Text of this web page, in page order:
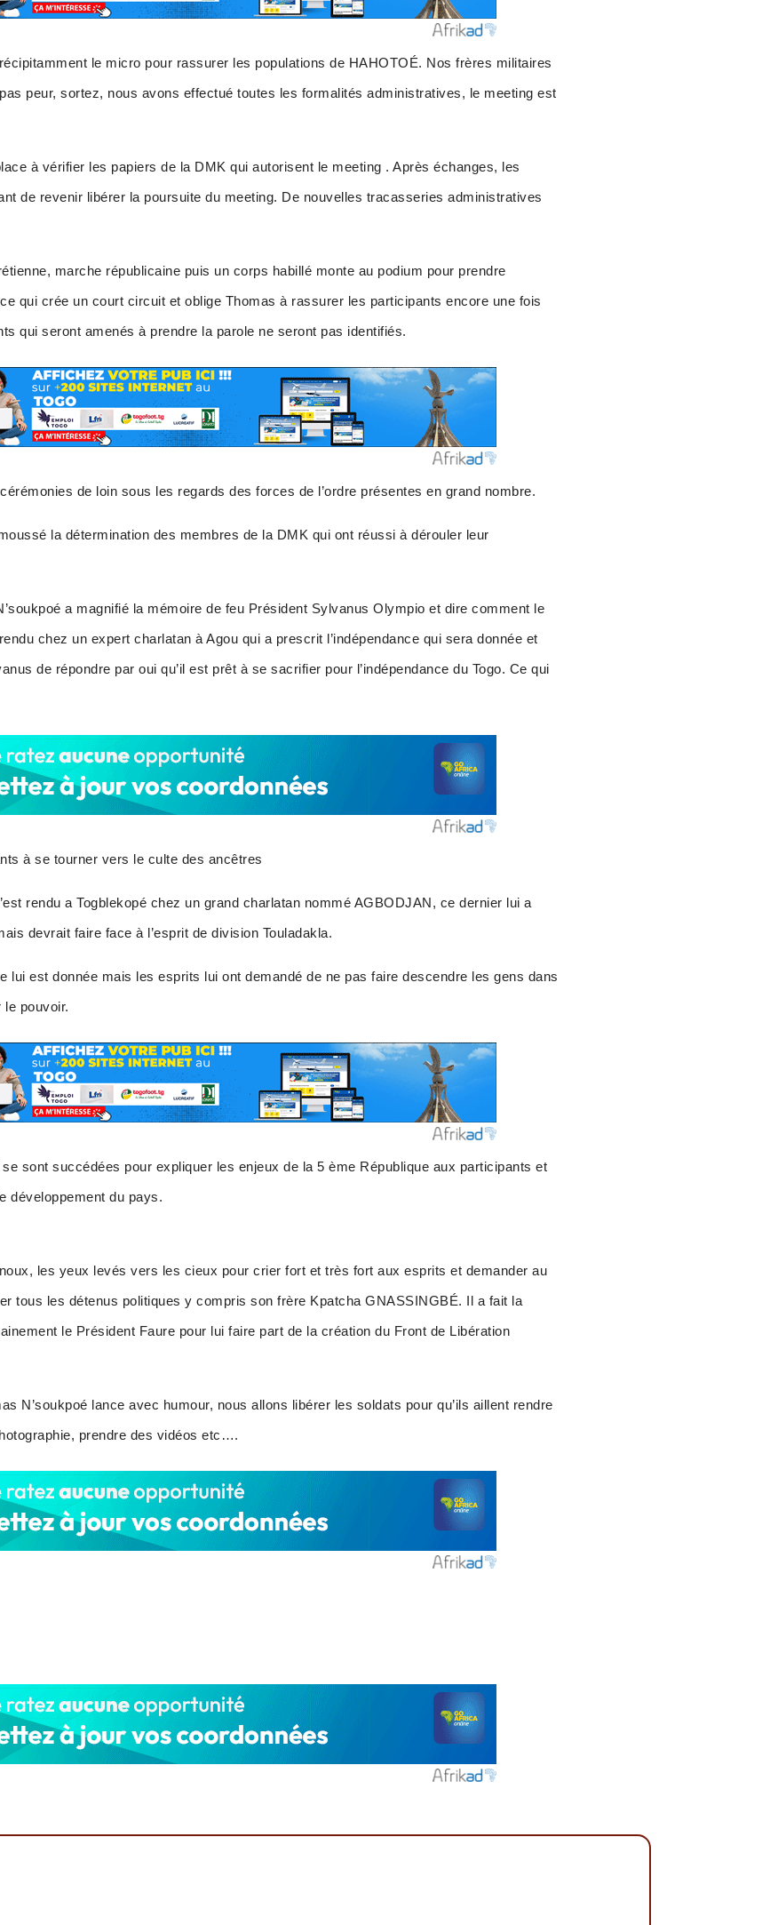
le micro pour rassurer les populations de HAHOTOÉ. Nos frères militaires
peur, sortez, nous avons effectué toutes les formalités administratives, le meeting est
à vérifier les papiers de la DMK qui autorisent le meeting . Après échanges, les
de revenir libérer la poursuite du meeting. De nouvelles tracasseries administratives
marche républicaine puis un corps habillé monte au podium pour prendre
qui crée un court circuit et oblige Thomas à rassurer les participants encore une fois
qui seront amenés à prendre la parole ne seront pas identifiés.
de loin sous les regards des forces de l’ordre présentes en grand nombre.
la détermination des membres de la DMK qui ont réussi à dérouler leur
a magnifié la mémoire de feu Président Sylvanus Olympio et dire comment le
chez un expert charlatan à Agou qui a prescrit l’indépendance qui sera donnée et
de répondre par oui qu’il est prêt à se sacrifier pour l’indépendance du Togo. Ce qui
à se tourner vers le culte des ancêtres
rendu a Togblekopé chez un grand charlatan nommé AGBODJAN, ce dernier lui a
devrait faire face à l’esprit de division Touladakla.
lui est donnée mais les esprits lui ont demandé de ne pas faire descendre les gens dans
pouvoir.
sont succédées pour expliquer les enjeux de la 5 ème République aux participants et
développement du pays.
les yeux levés vers les cieux pour crier fort et très fort aux esprits et demander au
tous les détenus politiques y compris son frère Kpatcha GNASSINGBÉ. Il a fait la
le Président Faure pour lui faire part de la création du Front de Libération
N’soukpoé lance avec humour, nous allons libérer les soldats pour qu’ils aillent rendre
prendre des vidéos etc….